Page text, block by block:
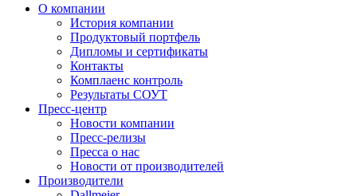
О компании
История компании
Продуктовый портфель
Дипломы и сертификаты
Контакты
Комплаенс контроль
Результаты СОУТ
Пресс-центр
Новости компании
Пресс-релизы
Пресса о нас
Новости от производителей
Производители